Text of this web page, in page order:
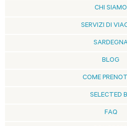
CHI SIAMO
SERVIZI DI
BLOG
COME
SELECTED
FAQ